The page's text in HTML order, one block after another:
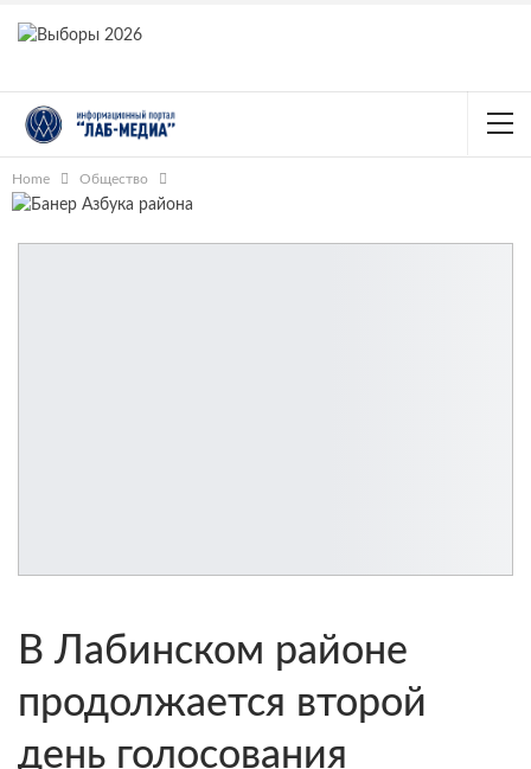
Home Общество
В Лабинском районе
продолжается второй
день голосования